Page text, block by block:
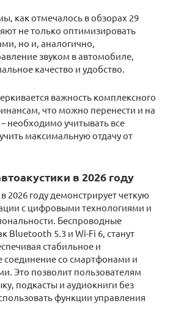
как отмечалось в обзорах 29
не только оптимизировать
но и, аналогично,
звуком в автомобиле,
качество и удобство.
важность комплексного
что можно перенести и на
необходимо учитывать все
максимальную отдачу от
в 2026 году
2026 году демонстрирует четкую
с цифровыми технологиями и
Беспроводные
Bluetooth 5.3 и Wi-Fi 6, станут
стабильное и
соединение со смартфонами и
Это позволит пользователям
подкасты и аудиокниги без
функции управления